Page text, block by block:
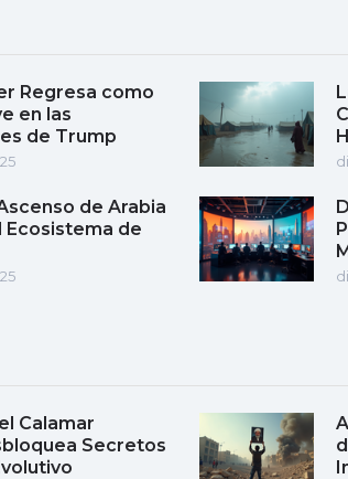
Regresa como
en las
de Trump
de Arabia
Ecosistema de
Calamar
Secretos